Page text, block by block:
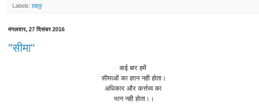
Labels: हाइकु
मंगलवार, 27 दिसंबर 2016
"सीमा"
कई बार हमें
सीमाओं का ज्ञान नही होता।
अधिकार और कर्त्तव्य का
भान नही होता।।